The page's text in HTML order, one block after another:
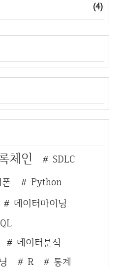
(4)
체인 SDLC
Python
데이터마이닝
데이터분석
R
통계